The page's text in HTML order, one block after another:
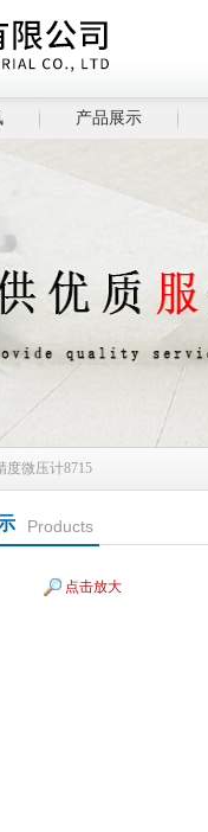
产品展示
度微压计8715
Products
点击放大